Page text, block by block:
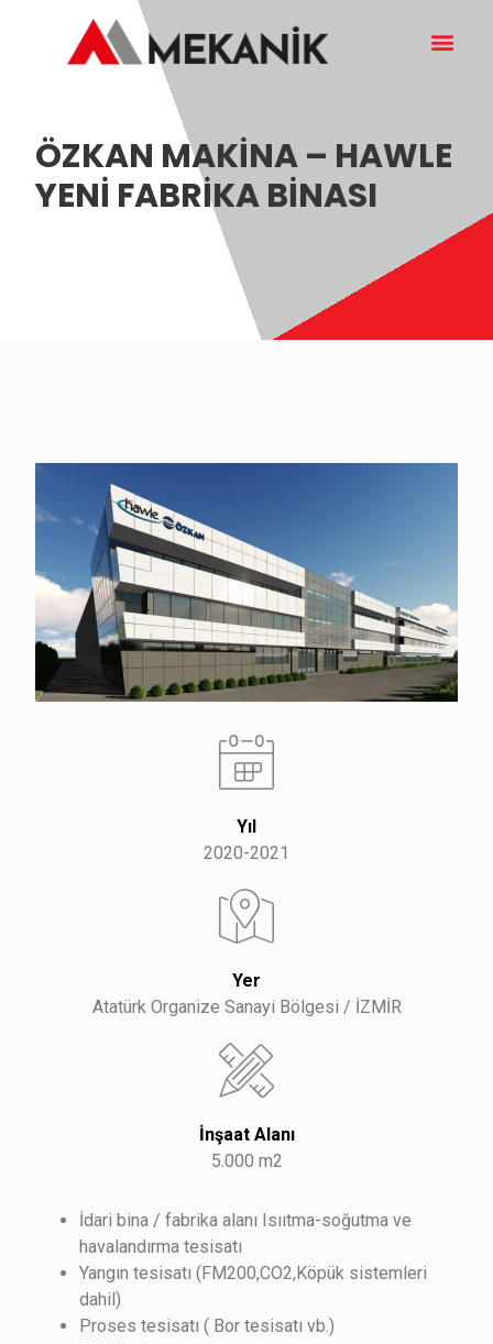
ÖZKAN MAKİNA – HAWLE
YENİ FABRİKA BİNASI
Yıl
2020-2021
Yer
Atatürk Organize Sanayi Bölgesi / İZMİR
İnşaat Alanı
5.000 m2
İdari bina / fabrika alanı Isııtma-soğutma ve
havalandırma tesisatı
Yangın tesisatı (FM200,CO2,Köpük sistemleri
dahil)
Proses tesisatı ( Bor tesisatı vb.)